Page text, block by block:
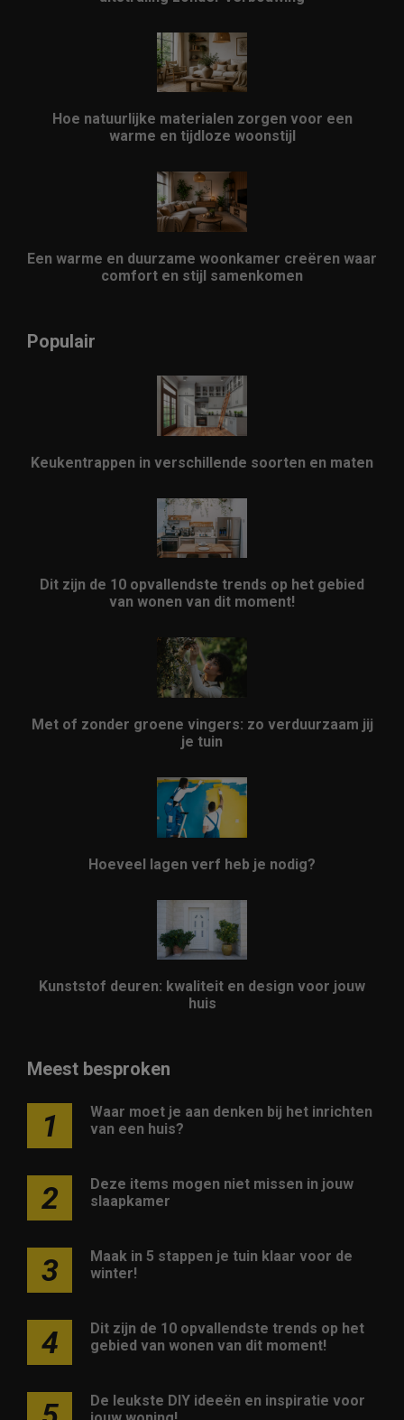
Hoe natuurlijke materialen zorgen voor een
warme en tijdloze woonstijl
Een warme en duurzame woonkamer creëren waar
comfort en stijl samenkomen
Populair
Keukentrappen in verschillende soorten en maten
Dit zijn de 10 opvallendste trends op het gebied
van wonen van dit moment!
Met of zonder groene vingers: zo verduurzaam jij
je tuin
Hoeveel lagen verf heb je nodig?
Kunststof deuren: kwaliteit en design voor jouw
huis
Meest besproken
1
Waar moet je aan denken bij het inrichten
van een huis?
2
Deze items mogen niet missen in jouw
slaapkamer
3
Maak in 5 stappen je tuin klaar voor de
winter!
4
Dit zijn de 10 opvallendste trends op het
gebied van wonen van dit moment!
De leukste DIY ideeën en inspiratie voor